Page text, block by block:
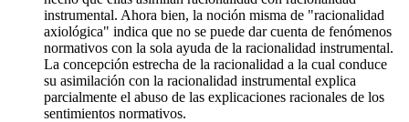
instrumental. Ahora bien, la noción misma de "racionalidad
axiológica" indica que no se puede dar cuenta de fenómenos
normativos con la sola ayuda de la racionalidad instrumental.
La concepción estrecha de la racionalidad a la cual conduce
su asimilación con la racionalidad instrumental explica
parcialmente el abuso de las explicaciones racionales de los
sentimientos normativos.